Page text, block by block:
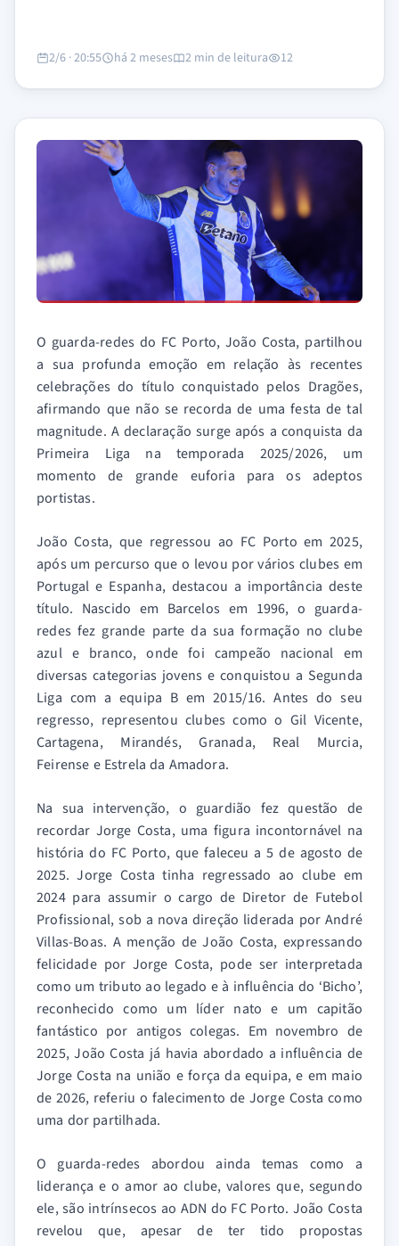
2/6 · 20:55 há 2 meses 2 min de leitura 12
O guarda-redes do FC Porto, João Costa, partilhou
a sua profunda emoção em relação às recentes
celebrações do título conquistado pelos Dragões,
afirmando que não se recorda de uma festa de tal
magnitude. A declaração surge após a conquista da
Primeira Liga na temporada 2025/2026, um
momento de grande euforia para os adeptos
portistas.
João Costa, que regressou ao FC Porto em 2025,
após um percurso que o levou por vários clubes em
Portugal e Espanha, destacou a importância deste
título. Nascido em Barcelos em 1996, o guarda-
redes fez grande parte da sua formação no clube
azul e branco, onde foi campeão nacional em
diversas categorias jovens e conquistou a Segunda
Liga com a equipa B em 2015/16. Antes do seu
regresso, representou clubes como o Gil Vicente,
Cartagena, Mirandés, Granada, Real Murcia,
Feirense e Estrela da Amadora.
Na sua intervenção, o guardião fez questão de
recordar Jorge Costa, uma figura incontornável na
história do FC Porto, que faleceu a 5 de agosto de
2025. Jorge Costa tinha regressado ao clube em
2024 para assumir o cargo de Diretor de Futebol
Profissional, sob a nova direção liderada por André
Villas-Boas. A menção de João Costa, expressando
felicidade por Jorge Costa, pode ser interpretada
como um tributo ao legado e à influência do ‘Bicho’,
reconhecido como um líder nato e um capitão
fantástico por antigos colegas. Em novembro de
2025, João Costa já havia abordado a influência de
Jorge Costa na união e força da equipa, e em maio
de 2026, referiu o falecimento de Jorge Costa como
uma dor partilhada.
O guarda-redes abordou ainda temas como a
liderança e o amor ao clube, valores que, segundo
ele, são intrínsecos ao ADN do FC Porto. João Costa
revelou que, apesar de ter tido propostas